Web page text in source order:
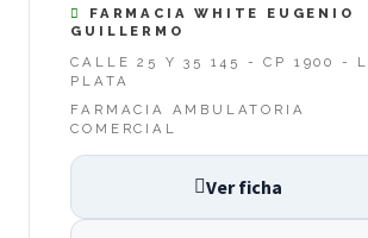
FARMACIA WHITE EUGENIO
GUILLERMO
CALLE 25 Y 35 145 - CP 1900 -
PLATA
FARMACIA AMBULATORIA
COMERCIAL
Ver ficha